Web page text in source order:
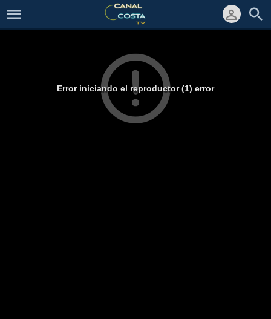
Error iniciando el reproductor (1) error